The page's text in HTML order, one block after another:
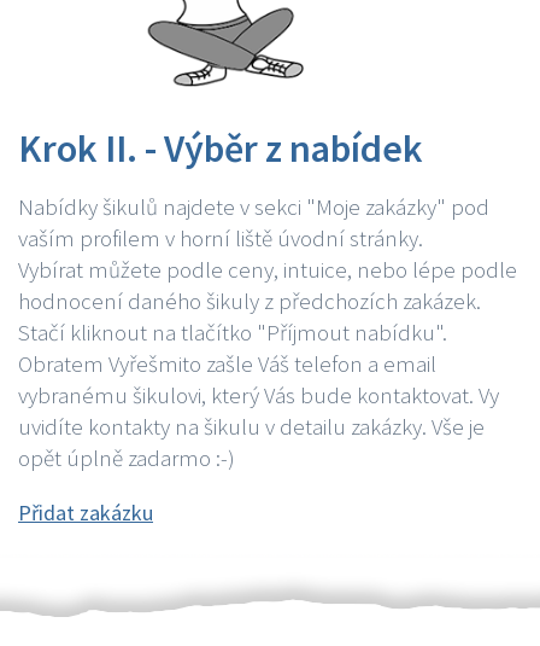
Krok II. - Výběr z nabídek
Nabídky šikulů najdete v sekci "Moje zakázky" pod
vaším profilem v horní liště úvodní stránky.
Vybírat můžete podle ceny, intuice, nebo lépe podle
hodnocení daného šikuly z předchozích zakázek.
Stačí kliknout na tlačítko "Příjmout nabídku".
Obratem Vyřešmito zašle Váš telefon a email
vybranému šikulovi, který Vás bude kontaktovat. Vy
uvidíte kontakty na šikulu v detailu zakázky. Vše je
opět úplně zadarmo :-)
Přidat zakázku